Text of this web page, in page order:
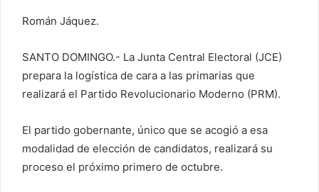
ó
n
i
o
Román Jáquez.
SANTO DOMINGO.- La Junta Central Electoral (JCE)
prepara la logística de cara a las primarias que
realizará el Partido Revolucionario Moderno (PRM).
El partido gobernante, único que se acogió a esa
modalidad de elección de candidatos, realizará su
proceso el próximo primero de octubre.